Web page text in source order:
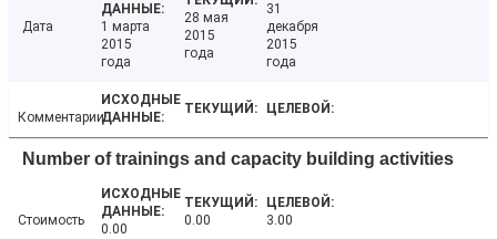
Дата
1 марта
2015
года
28 мая
2015
года
31
декабря
2015
года
Комментарии
Number of trainings and capacity building activities
Стоимость
0.00
0.00 3.00